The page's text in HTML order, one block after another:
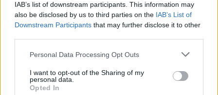
IAB’s list of downstream participants. This information may
also be disclosed by us to third parties on the IAB’s List of
Downstream Participants that may further disclose it to other
Please note that this website/app uses one or more Google
not limited to your visit or usage behaviour. You may click to
grant or deny consent to Google and its third-party tags to
use your data for below specified purposes in below Google
Personal Data Processing Opt Outs
I want to opt-out of the Sharing of my
personal data.
Opted In
első pillantásra ugyanígy megosztotta a tömegeket
és hasonlóan radikális véleményeket formáltak meg